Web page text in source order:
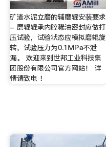
矿渣水泥立磨的辅磨辊安装要求
- 磨辊辊承内腔稀油密封应做打
压试验，试验状态应模拟磨辊旋
转，试验压力为0.1MPa不泄
漏。 欢迎来到世邦工业科技集
团股份有限公司官方网站！ 详
情请致电 ！